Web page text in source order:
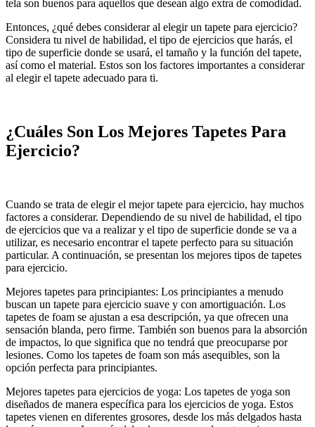
tela son buenos para aquellos que desean algo extra de comodidad.
Entonces, ¿qué debes considerar al elegir un tapete para ejercicio?
Considera tu nivel de habilidad, el tipo de ejercicios que harás, el
tipo de superficie donde se usará, el tamaño y la función del tapete,
así como el material. Estos son los factores importantes a considerar
al elegir el tapete adecuado para ti.
¿Cuáles Son Los Mejores Tapetes Para
Ejercicio?
Cuando se trata de elegir el mejor tapete para ejercicio, hay muchos
factores a considerar. Dependiendo de su nivel de habilidad, el tipo
de ejercicios que va a realizar y el tipo de superficie donde se va a
utilizar, es necesario encontrar el tapete perfecto para su situación
particular. A continuación, se presentan los mejores tipos de tapetes
para ejercicio.
Mejores tapetes para principiantes: Los principiantes a menudo
buscan un tapete para ejercicio suave y con amortiguación. Los
tapetes de foam se ajustan a esa descripción, ya que ofrecen una
sensación blanda, pero firme. También son buenos para la absorción
de impactos, lo que significa que no tendrá que preocuparse por
lesiones. Como los tapetes de foam son más asequibles, son la
opción perfecta para principiantes.
Mejores tapetes para ejercicios de yoga: Los tapetes de yoga son
diseñados de manera específica para los ejercicios de yoga. Estos
tapetes vienen en diferentes grosores, desde los más delgados hasta